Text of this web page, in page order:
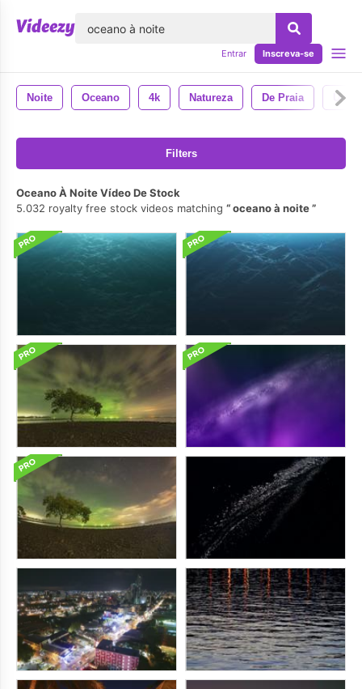
Entrar Inscreva-se
Noite Oceano 4k Natureza De Praia
Filters
Oceano À Noite Vídeo De Stock
5.032 royalty free stock videos matching
oceano à noite